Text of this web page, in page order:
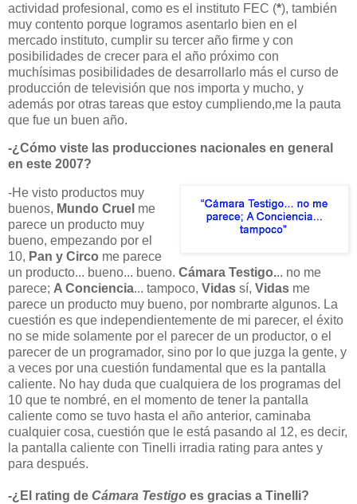
actividad profesional, como es el instituto FEC (*), también
muy contento porque logramos asentarlo bien en el
mercado instituto, cumplir su tercer año firme y con
posibilidades de crecer para el año próximo con
muchísimas posibilidades de desarrollarlo más el curso de
producción de televisión que nos importa y mucho, y
además por otras tareas que estoy cumpliendo,me la pauta
que fue un buen año.
-¿Cómo viste las producciones nacionales en general
en este 2007?
-He visto productos muy
buenos, Mundo Cruel me
parece un producto muy
bueno, empezando por el
10, Pan y Circo me parece
un producto... bueno... bueno. Cámara Testigo... no me
parece; A Conciencia... tampoco, Vidas sí, Vidas me
parece un producto muy bueno, por nombrarte algunos. La
cuestión es que independientemente de mi parecer, el éxito
no se mide solamente por el parecer de un productor, o el
parecer de un programador, sino por lo que juzga la gente, y
a veces por una cuestión fundamental que es la pantalla
caliente. No hay duda que cualquiera de los programas del
10 que te nombré, en el momento de tener la pantalla
caliente como se tuvo hasta el año anterior, caminaba
cualquier cosa, cuestión que le está pasando al 12, es decir,
la pantalla caliente con Tinelli irradia rating para antes y
para después.
-¿El rating de Cámara Testigo es gracias a Tinelli?